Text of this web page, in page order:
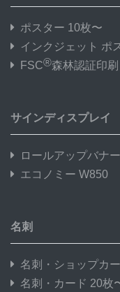
ポスター 10枚〜
インクジェット ポ
FSC®森林認証印
サインディスプレイ
ロールアップバナ
エコノミー W850
名刺
名刺・ショップカ
名刺・カード 20枚